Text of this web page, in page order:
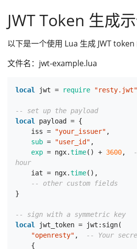
JWT Token 生成
以下是一个使用 Lua 生成 JWT token
文件名：jwt-example.lua
local jwt = require "resty.jwt"
-- set up the payload
local
payload = {
    iss =
"your_issuer" ,
sub = "user_id" ,
exp = ngx.time() + 3600,
hour
    iat = ngx.
time(),
-- other custom fields
}
-- sign with a symmetric key
local
jwt_token = jwt:sign(
"openresty" ,
-- Your